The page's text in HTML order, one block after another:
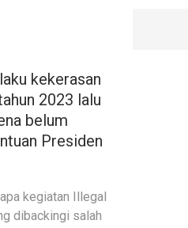
kekerasan
2023 lalu
belum
Presiden
kegiatan Illegal
dibackingi salah